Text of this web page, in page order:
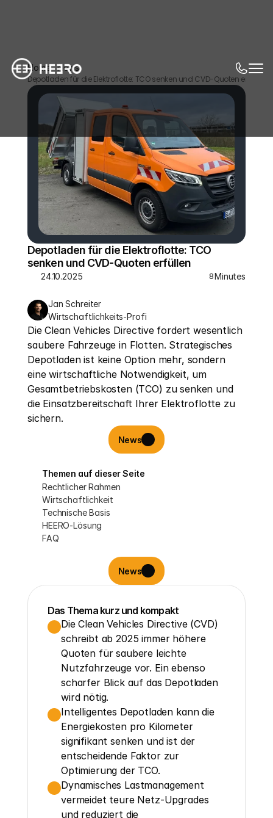
Home News
Depotladen für die Elektroflotte: TCO senken und CVD-Quoten erfüllen
Depotladen für die Elektroflotte: TCO
senken und CVD-Quoten erfüllen
24.10.2025 8Minutes
Jan Schreiter
Wirtschaftlichkeits-Profi
Die Clean Vehicles Directive fordert wesentlich
saubere Fahrzeuge in Flotten. Strategisches
Depotladen ist keine Option mehr, sondern
eine wirtschaftliche Notwendigkeit, um
Gesamtbetriebskosten (TCO) zu senken und
die Einsatzbereitschaft Ihrer Elektroflotte zu
sichern.
News
Themen auf dieser Seite
Rechtlicher Rahmen
Wirtschaftlichkeit
Technische Basis
HEERO-Lösung
FAQ
News
Das Thema kurz und kompakt
Die Clean Vehicles Directive (CVD)
schreibt ab 2025 immer höhere
Quoten für saubere leichte
Nutzfahrzeuge vor. Ein ebenso
scharfer Blick auf das Depotladen
wird nötig.
Intelligentes Depotladen kann die
Energiekosten pro Kilometer
signifikant senken und ist der
entscheidende Faktor zur
Optimierung der TCO.
Dynamisches Lastmanagement
vermeidet teure Netz-Upgrades
und reduziert die